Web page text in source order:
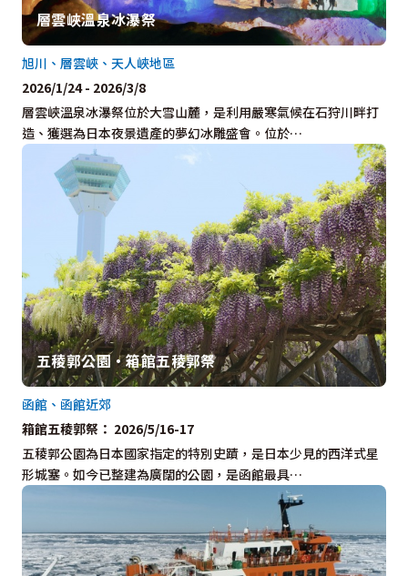
層雲峽溫泉冰瀑祭
層雲峽溫泉冰瀑祭位於大雪山麓，是利用嚴寒氣候在石狩川畔打
造、獲選為日本夜景遺產的夢幻冰雕盛會。位於…
旭川、層雲峽、天人峽地區
2026/1/24 - 2026/3/8
五稜郭公園・箱館五稜郭祭
五稜郭公園為日本國家指定的特別史蹟，是日本少見的西洋式星
形城塞。如今已整建為廣闊的公園，是函館最具…
函館、函館近郊
箱館五稜郭祭： 2026/5/16-17